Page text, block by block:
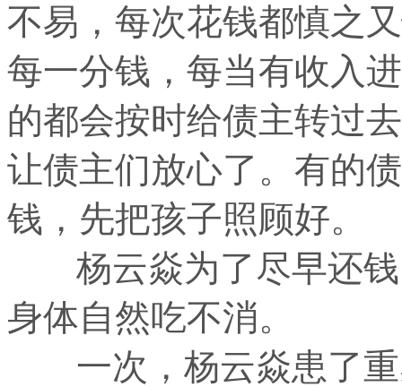
不易，每次花钱都慎之
每一分钱，每当有收入
的都会按时给债主转过
让债主们放心了。有的
钱，先把孩子照顾好。
杨云焱为了尽早还钱
身体自然吃不消。
一次，杨云焱患了重